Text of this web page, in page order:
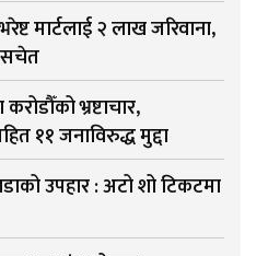
मार्टलाई २ लाख जरिवाना,
सचेत
भ्रष्टाचार,
११ जनाविरुद्ध मुद्दा
उपहार : अटो शो टिकटमा